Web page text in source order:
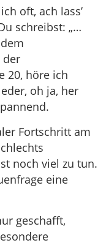
oft, ach lass’
schreibst: „…
der
20, höre ich
oh ja, her
Fortschritt am
noch viel zu tun.
eine
geschafft,